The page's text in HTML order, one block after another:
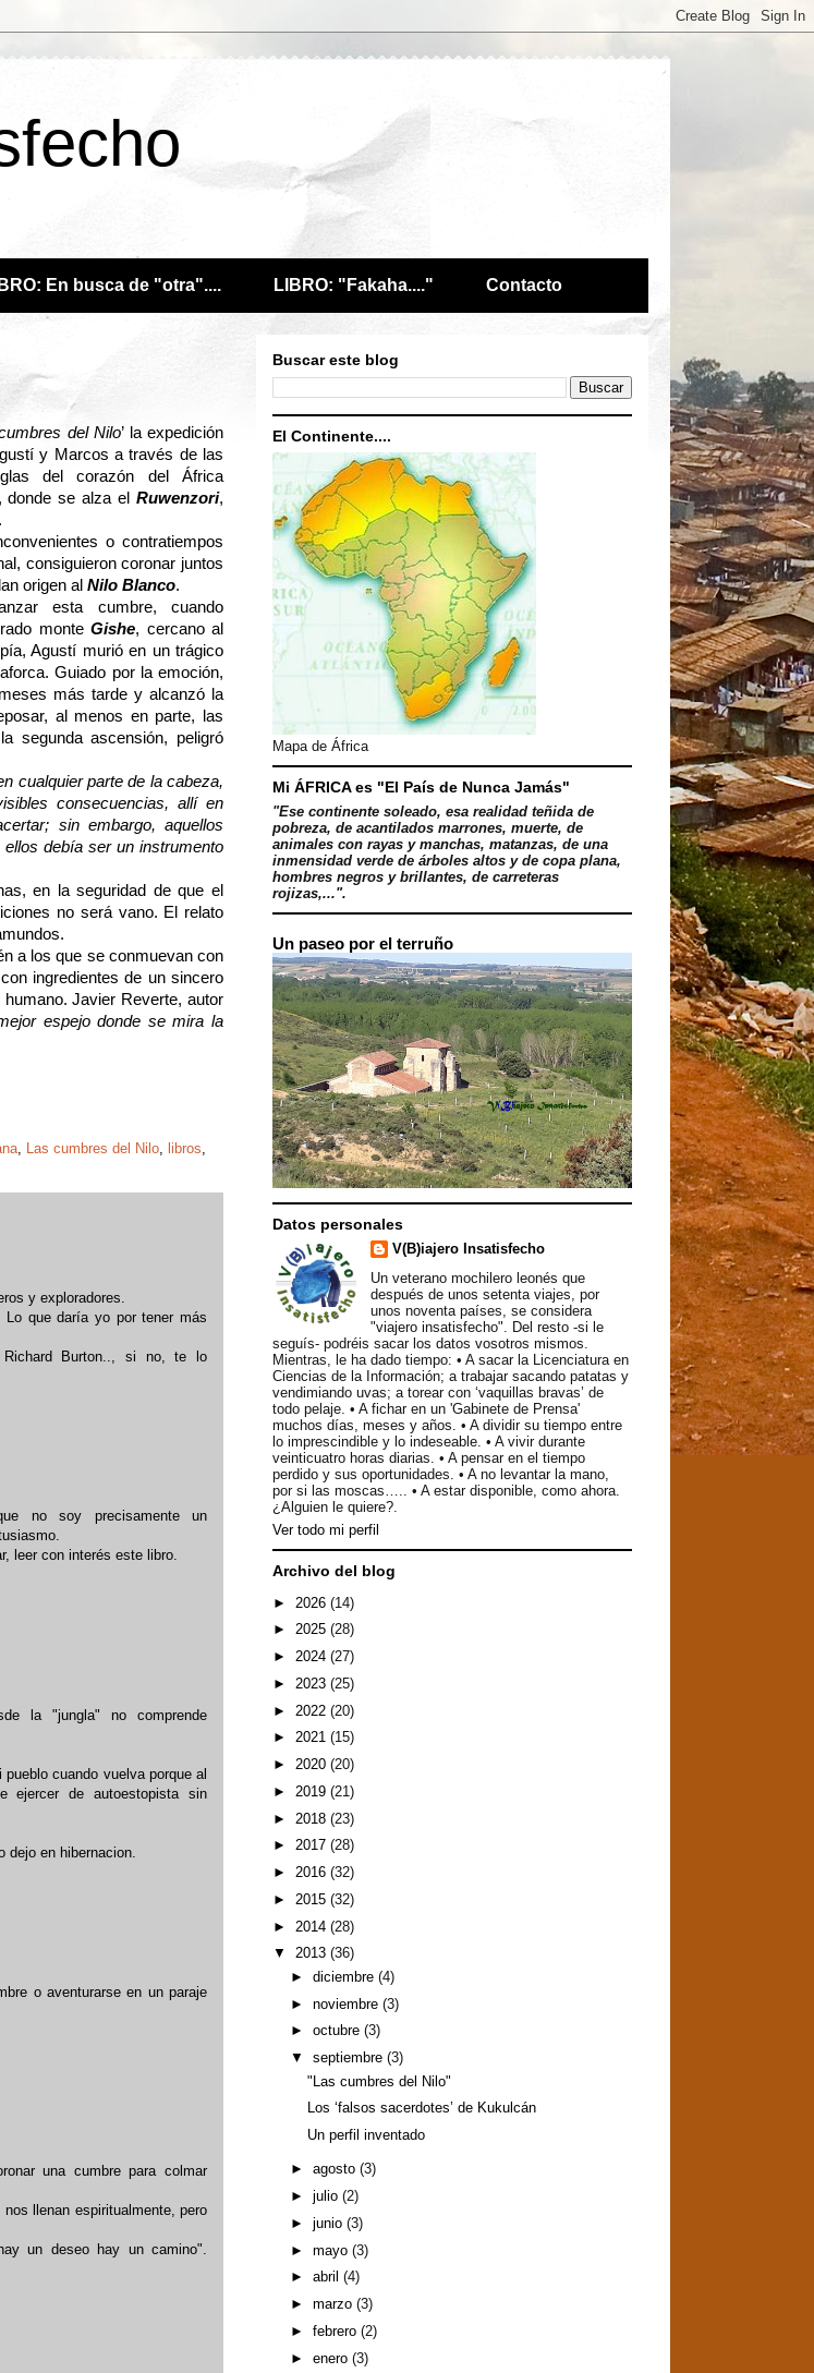
En busca de "otra".... LIBRO: "Fakaha...." Contacto
del Nilo’ la expedición
y Marcos a través de las
del corazón del África
donde se alza el Ruwenzori,
o contratiempos
consiguieron coronar juntos
origen al Nilo Blanco.
esta cumbre, cuando
monte Gishe, cercano al
Agustí murió en un trágico
Guiado por la emoción,
más tarde y alcanzó la
al menos en parte, las
segunda ascensión, peligró
cualquier parte de la cabeza,
consecuencias, allí en
sin embargo, aquellos
debía ser un instrumento
en la seguridad de que el
no será vano. El relato
a los que se conmuevan con
ingredientes de un sincero
Javier Reverte, autor
espejo donde se mira la
, Las cumbres del Nilo, libros,
y exploradores.
que daría yo por tener más
Burton.., si no, te lo
no soy precisamente un
leer con interés este libro.
la "jungla" no comprende
cuando vuelva porque al
ejercer de autoestopista sin
dejo en hibernacion.
o aventurarse en un paraje
una cumbre para colmar
llenan espiritualmente, pero
un deseo hay un camino".
Buscar este blog
El Continente....
Mapa de África
Mi ÁFRICA es "El País de Nunca Jamás"
"Ese continente soleado, esa realidad teñida de
pobreza, de acantilados marrones, muerte, de
animales con rayas y manchas, matanzas, de una
inmensidad verde de árboles altos y de copa plana,
hombres negros y brillantes, de carreteras
rojizas,...".
Un paseo por el terruño
Datos personales
V(B)iajero Insatisfecho
Un veterano mochilero leonés que
después de unos setenta viajes, por
unos noventa países, se considera
"viajero insatisfecho". Del resto -si le
seguís- podréis sacar los datos vosotros mismos.
Mientras, le ha dado tiempo: • A sacar la Licenciatura en
Ciencias de la Información; a trabajar sacando patatas y
vendimiando uvas; a torear con ‘vaquillas bravas’ de
todo pelaje. • A fichar en un 'Gabinete de Prensa'
muchos días, meses y años. • A dividir su tiempo entre
lo imprescindible y lo indeseable. • A vivir durante
veinticuatro horas diarias. • A pensar en el tiempo
perdido y sus oportunidades. • A no levantar la mano,
por si las moscas….. • A estar disponible, como ahora.
¿Alguien le quiere?.
Ver todo mi perfil
Archivo del blog
► 2026 (14)
► 2025 (28)
► 2024 (27)
► 2023 (25)
► 2022 (20)
► 2021 (15)
► 2020 (20)
► 2019 (21)
► 2018 (23)
► 2017 (28)
► 2016 (32)
► 2015 (32)
► 2014 (28)
▼ 2013 (36)
► diciembre (4)
► noviembre (3)
► octubre (3)
▼ septiembre (3)
"Las cumbres del Nilo"
Los ‘falsos sacerdotes’ de Kukulcán
Un perfil inventado
► agosto (3)
► julio (2)
► junio (3)
► mayo (3)
► abril (4)
► marzo (3)
► febrero (2)
► enero (3)